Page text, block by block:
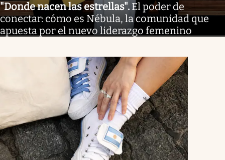
"Donde nacen las estrellas". El poder de
conectar: cómo es Nébula, la comunidad que
apuesta por el nuevo liderazgo femenino